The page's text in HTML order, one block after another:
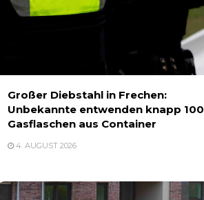
Großer Diebstahl in Frechen:
Unbekannte entwenden knapp 100
Gasflaschen aus Container
4. AUGUST 2026